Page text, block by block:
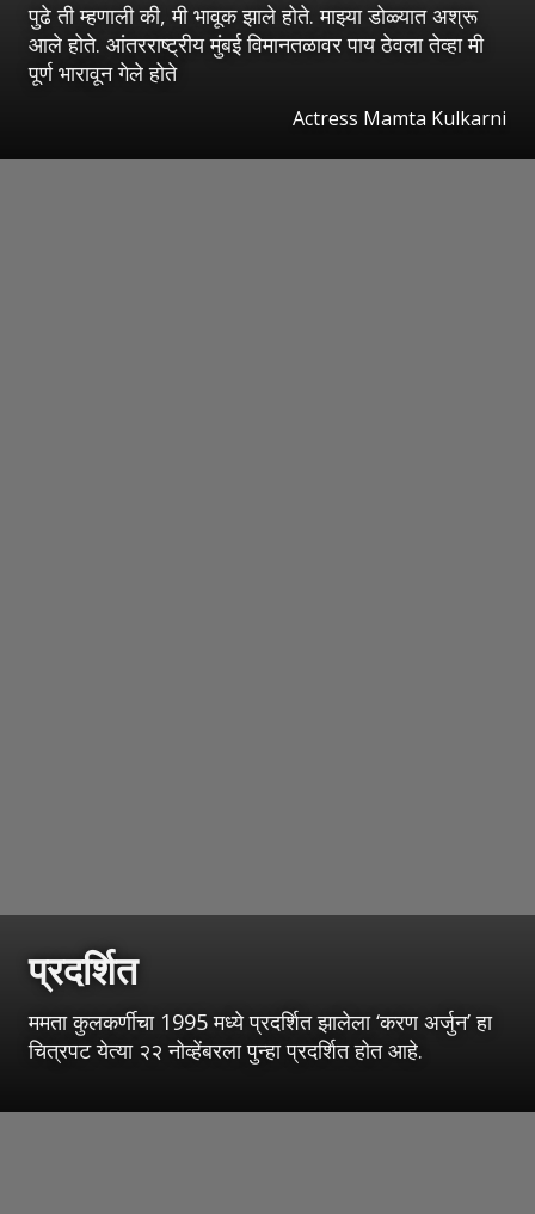
पुढे ती म्हणाली की, मी भावूक झाले होते. माझ्या डोळ्यात अश्रू
आले होते. आंतरराष्ट्रीय मुंबई विमानतळावर पाय ठेवला तेव्हा मी
पूर्ण भारावून गेले होते
Actress Mamta Kulkarni
प्रदर्शित
ममता कुलकर्णीचा 1995 मध्ये प्रदर्शित झालेला ‘करण अर्जुन’ हा
चित्रपट येत्या २२ नोव्हेंबरला पुन्हा प्रदर्शित होत आहे.